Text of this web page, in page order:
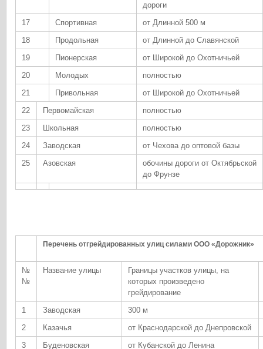
дороги
17
Спортивная
от Длинной 500 м
18
Продольная
от Длинной до Славянской
19
Пионерская
от Широкой до Охотничьей
20
Молодых
полностью
21
Привольная
от Широкой до Охотничьей
22
Первомайская
полностью
23
Школьная
полностью
24
Заводская
от Чехова до оптовой базы
25
Азовская
обочины дороги от Октябрьской
до Фрунзе
Перечень отгрейдированных улиц силами ООО «Дорожник»
№
№
Название улицы
Границы участков улицы, на
которых произведено
грейдирование
1
Заводская
300 м
2
Казачья
от Краснодарской до Днепровской
3
Буденовская от Кубанской до Ленина